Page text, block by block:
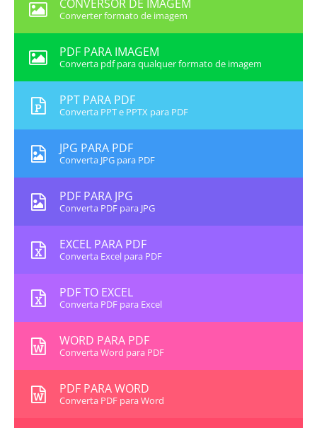
CONVERSOR DE IMAGEM
Converter formato de imagem
PDF PARA IMAGEM
Converta pdf para qualquer formato de imagem
PPT PARA PDF
Converta PPT e PPTX para PDF
JPG PARA PDF
Converta JPG para PDF
PDF PARA JPG
Converta PDF para JPG
EXCEL PARA PDF
Converta Excel para PDF
PDF TO EXCEL
Converta PDF para Excel
WORD PARA PDF
Converta Word para PDF
PDF PARA WORD
Converta PDF para Word